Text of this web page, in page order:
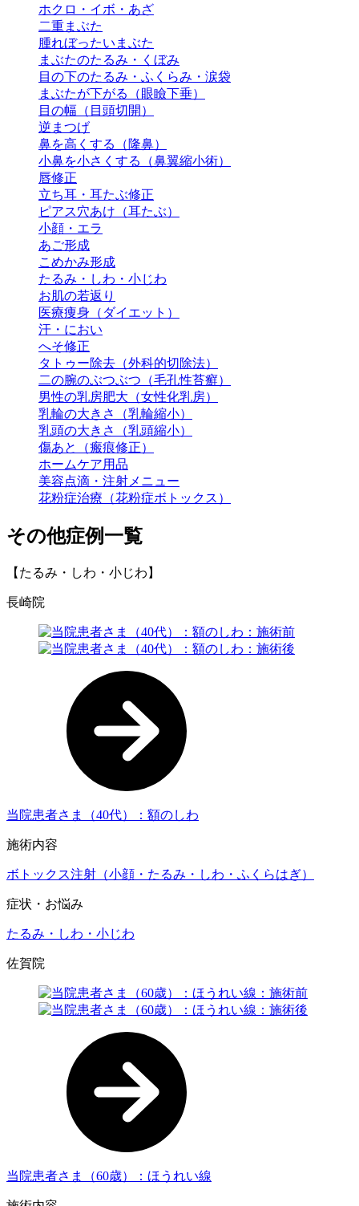
ホクロ・イボ・あざ
二重まぶた
腫れぼったいまぶた
まぶたのたるみ・くぼみ
目の下のたるみ・ふくらみ・涙袋
まぶたが下がる（眼瞼下垂）
目の幅（目頭切開）
逆まつげ
鼻を高くする（隆鼻）
小鼻を小さくする（鼻翼縮小術）
唇修正
立ち耳・耳たぶ修正
ピアス穴あけ（耳たぶ）
小顔・エラ
あご形成
こめかみ形成
たるみ・しわ・小じわ
お肌の若返り
医療痩身（ダイエット）
汗・におい
へそ修正
タトゥー除去（外科的切除法）
二の腕のぶつぶつ（毛孔性苔癬）
男性の乳房肥大（女性化乳房）
乳輪の大きさ（乳輪縮小）
乳頭の大きさ（乳頭縮小）
傷あと（瘢痕修正）
ホームケア用品
美容点滴・注射メニュー
花粉症治療（花粉症ボトックス）
その他症例一覧
【たるみ・しわ・小じわ】
長崎院
当院患者さま（40代）：額のしわ
施術内容
ボトックス注射（小顔・たるみ・しわ・ふくらはぎ）
症状・お悩み
たるみ・しわ・小じわ
佐賀院
当院患者さま（60歳）：ほうれい線